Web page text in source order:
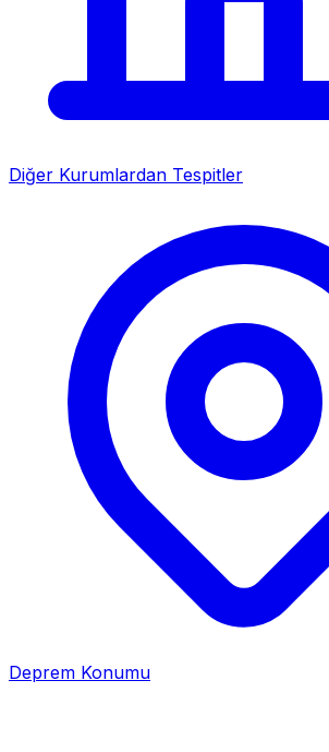
Diğer Kurumlardan Tespitler
Deprem Konumu